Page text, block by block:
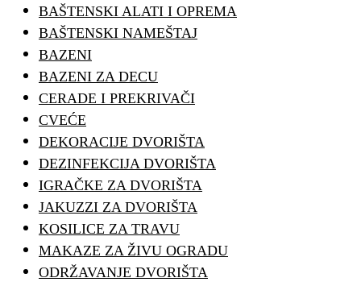
BAŠTENSKI ALATI I OPREMA
BAŠTENSKI NAMEŠTAJ
BAZENI
BAZENI ZA DECU
CERADE I PREKRIVAČI
CVEĆE
DEKORACIJE DVORIŠTA
DEZINFEKCIJA DVORIŠTA
IGRAČKE ZA DVORIŠTA
JAKUZZI ZA DVORIŠTA
KOSILICE ZA TRAVU
MAKAZE ZA ŽIVU OGRADU
ODRŽAVANJE DVORIŠTA